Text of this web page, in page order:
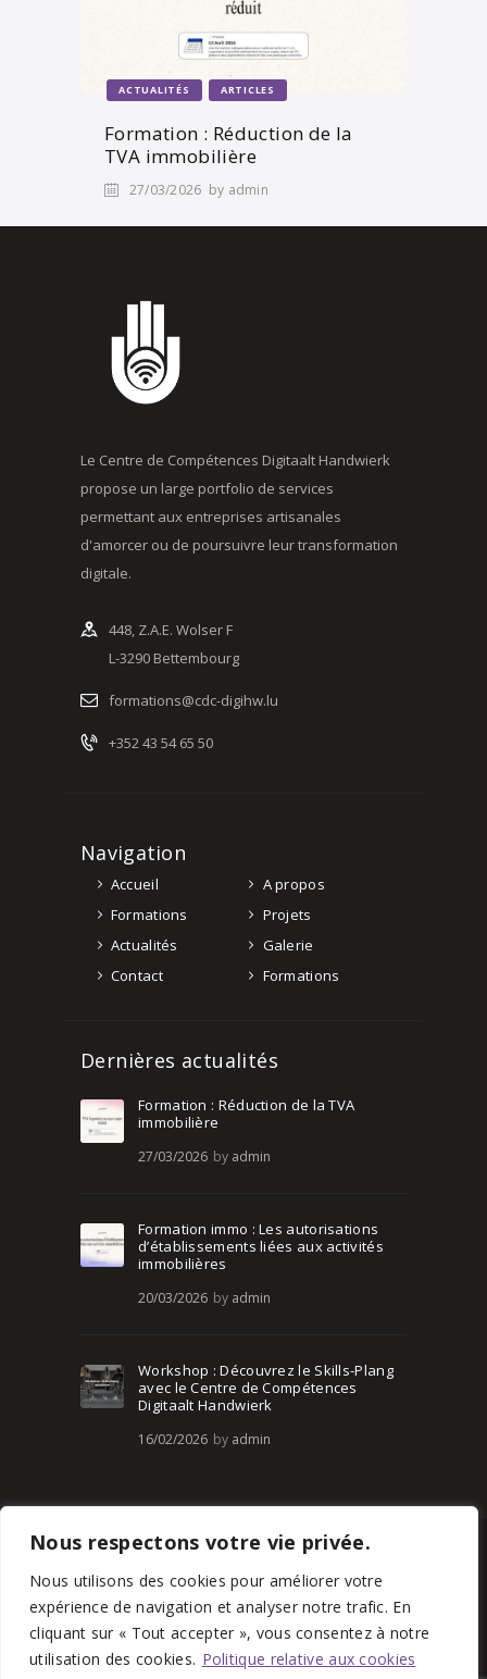
Nous respectons votre vie privée.
Nous utilisons des cookies pour améliorer votre
expérience de navigation et analyser notre trafic. En
cliquant sur « Tout accepter », vous consentez à notre
utilisation des cookies. Politique relative aux cookies
ACTUALITÉS ARTICLES
Formation : Réduction de la
TVA immobilière
27/03/2026 by admin
Le Centre de Compétences Digitaalt Handwierk
propose un large portfolio de services
permettant aux entreprises artisanales
d'amorcer ou de poursuivre leur transformation
digitale.
448, Z.A.E. Wolser F
L-3290 Bettembourg
formations@cdc-digihw.lu
+352 43 54 65 50
Navigation
Accueil
A propos
Formations
Projets
Actualités
Galerie
Contact
Formations
Dernières actualités
Formation : Réduction de la TVA
immobilière
27/03/2026 by admin
Formation immo : Les autorisations
d’établissements liées aux activités
immobilières
20/03/2026 by admin
Workshop : Découvrez le Skills-Plang
avec le Centre de Compétences
Digitaalt Handwierk
16/02/2026 by admin
CDC 2025© All rights reserved.Terms of use
andPrivacy Policy